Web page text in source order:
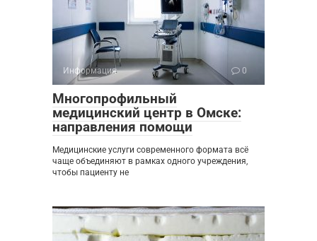
Информация 0
Многопрофильный
медицинский центр в Омске:
направления помощи
Медицинские услуги современного формата всё
чаще объединяют в рамках одного учреждения,
чтобы пациенту не